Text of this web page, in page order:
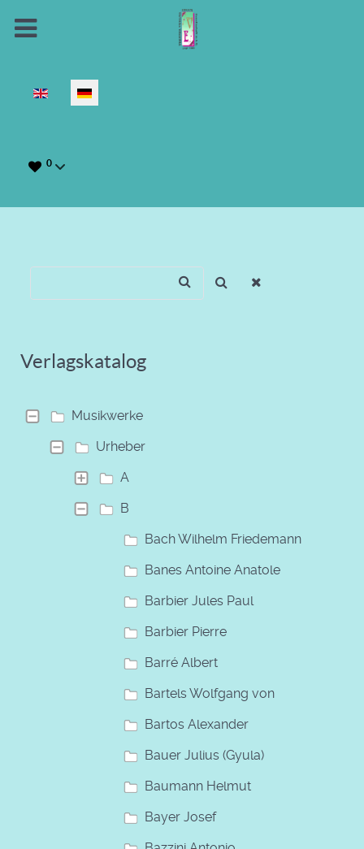
Sprache auswählen
0
Verlagskatalog
Musikwerke
Urheber
A
B
Bach Wilhelm Friedemann
Banes Antoine Anatole
Barbier Jules Paul
Barbier Pierre
Barré Albert
Bartels Wolfgang von
Bartos Alexander
Bauer Julius (Gyula)
Baumann Helmut
Bayer Josef